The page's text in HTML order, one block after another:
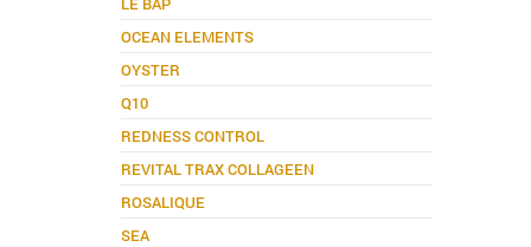
OCEAN ELEMENTS
OYSTER
Q10
REDNESS CONTROL
REVITAL TRAX COLLAGEEN
ROSALIQUE
SEA